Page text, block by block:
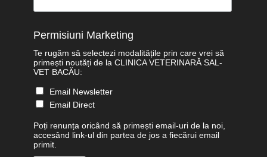
Permisiuni Marketing
Te rugăm să selectezi modalitățile prin care vrei să
primești noutăți de la CLINICA VETERINARĂ SAL-
VET BACĂU:
Email Newsletter
Email Direct
Poți renunța oricând să primești email-uri de la noi,
accesând link-ul din partea de jos a fiecărui email
primit.